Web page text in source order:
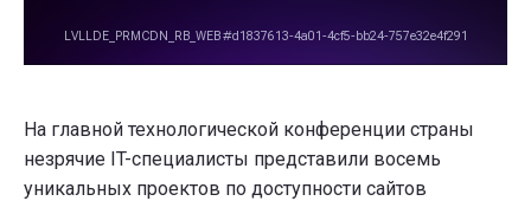
На главной технологической конференции страны
незрячие IT-специалисты представили восемь
уникальных проектов по доступности сайтов